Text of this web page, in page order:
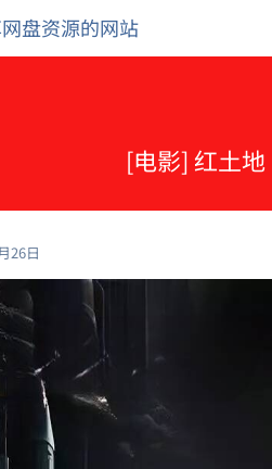
盘资源的网站
[电影] 红土
26日